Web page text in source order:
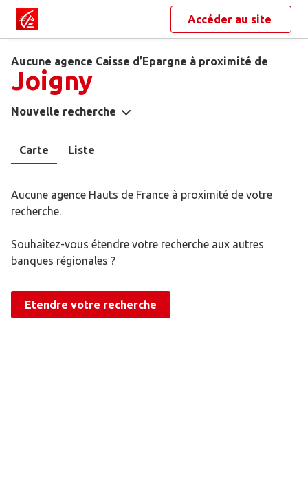
Accéder au site
Aucune agence Caisse d’Epargne à proximité de
Joigny
Nouvelle recherche
Carte Liste
Aucune agence Hauts de France à proximité de votre
recherche.
Souhaitez-vous étendre votre recherche aux autres
banques régionales ?
Etendre votre recherche